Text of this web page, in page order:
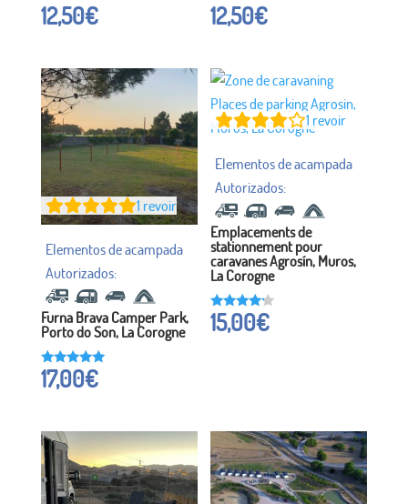
12,50€ 12,50€
1 revoir
Furna Brava Camper Park,
Porto do Son, La Corogne
Noté à
5h00
17,00€
1 revoir
Emplacements de
stationnement pour
caravanes Agrosín, Muros,
La Corogne
Noté à
16h00
15,00€